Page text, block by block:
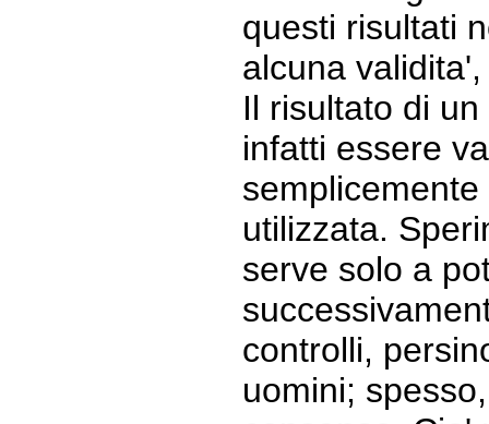
questi risultati
alcuna
Il risultato di
infatti essere
utilizzata.
serve solo a
controlli,
uomini;